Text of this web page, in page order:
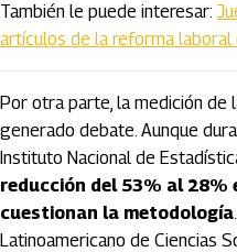
También le puede interesar:
artículos de la reforma laboral
Por otra parte, la medición de
generado debate. Aunque
Instituto Nacional de
reducción del 53% al 28%
cuestionan la metodología
Latinoamericano de Ciencias